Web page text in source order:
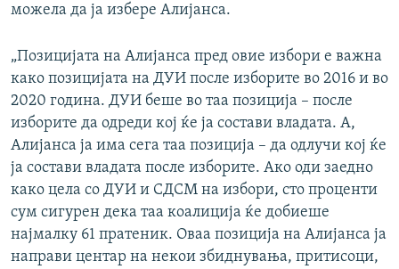
можела да ја избере Алијанса.
„Позицијата на Алијанса пред овие избори е важна
како позицијата на ДУИ после изборите во 2016 и во
2020 година. ДУИ беше во таа позиција – после
изборите да одреди кој ќе ја состави владата. А,
Алијанса ја има сега таа позиција – да одлучи кој ќе
ја состави владата после изборите. Ако оди заедно
како цела со ДУИ и СДСМ на избори, сто проценти
сум сигурен дека таа коалиција ќе добиеше
најмалку 61 пратеник. Оваа позиција на Алијанса ја
направи центар на некои збиднувања, притисоци,